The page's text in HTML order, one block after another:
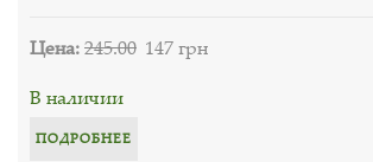
Цена:245.00 147 грн
В наличии
ПОДРОБНЕЕ